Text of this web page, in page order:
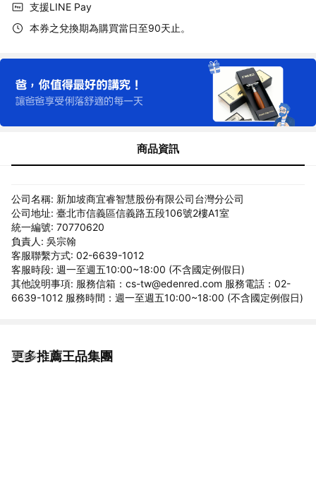
支援LINE Pay
本券之兌換期為購買當日至90天止。
商品資訊
公司名稱: 新加坡商宜睿智慧股份有限公司台灣分公司
公司地址: 臺北市信義區信義路五段106號2樓A1室
統一編號: 70770620
負責人: 吳宗翰
客服聯繫方式: 02-6639-1012
客服時段: 週一至週五10:00~18:00 (不含國定例假日)
其他說明事項: 服務信箱：cs-tw@edenred.com 服務電話：02-
6639-1012 服務時間：週一至週五10:00~18:00 (不含國定例假日)
更多推薦王品集團
看更多